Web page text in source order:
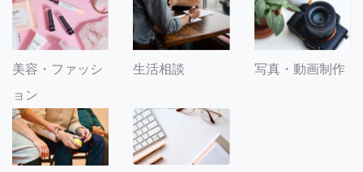
美容・ファッシ
ョン
生活相談 写真・動画制作